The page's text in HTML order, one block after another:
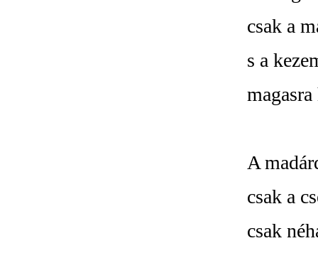
csak a
s a
A
csak a
csak